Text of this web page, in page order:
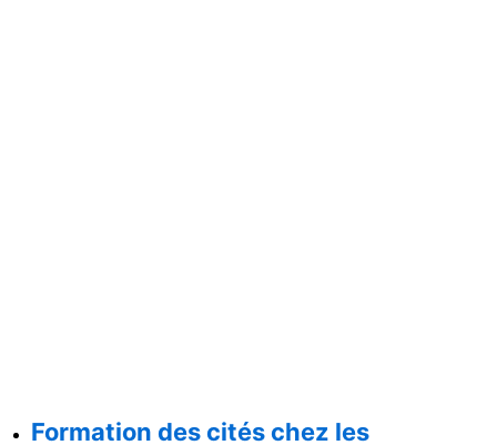
Formation des cités chez les